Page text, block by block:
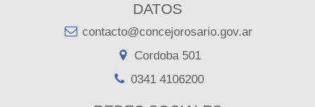
DATOS
contacto@concejorosario.gov.ar
Cordoba 501
0341 4106200